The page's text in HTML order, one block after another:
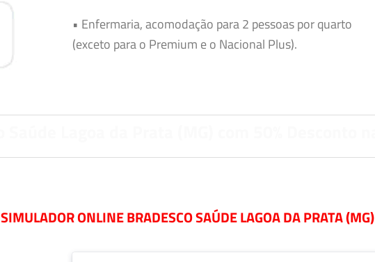
• Enfermaria, acomodação para 2 pessoas por quarto
(exceto para o Premium e o Nacional Plus).
SIMULADOR ONLINE BRADESCO SAÚDE LAGOA DA PRATA (MG)